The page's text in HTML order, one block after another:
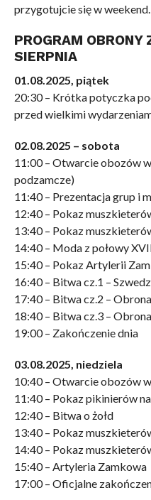
przygotujcie się w weekend.
PROGRAM
SIERPNIA
01.08.2025, piątek
20:30 – Krótka potyczka
przed wielkimi
02.08.2025 – sobota
11:00 – Otwarcie obozów
podzamcze)
11:40 – Prezentacja grup i
12:40 – Pokaz
13:40 – Pokaz
14:40 – Moda z połowy
15:40 – Pokaz Artylerii
16:40 – Bitwa cz.1 –
17:40 – Bitwa cz.2 –
18:40 – Bitwa cz.3 –
19:00 – Zakończenie dnia
03.08.2025, niedziela
10:40 – Otwarcie obozów
11:40 – Pokaz pikinierów
12:40 – Bitwa o żołd
13:40 – Pokaz
14:40 – Pokaz
15:40 – Artyleria Zamkowa
17:00 – Oficjalne